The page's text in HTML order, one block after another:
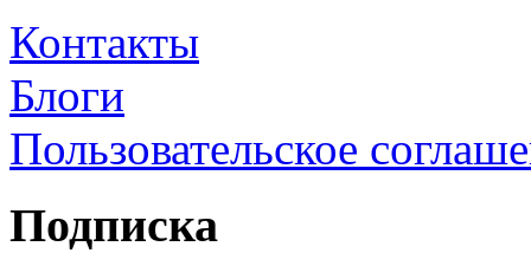
Контакты
Блоги
Пользовательское
Подписка